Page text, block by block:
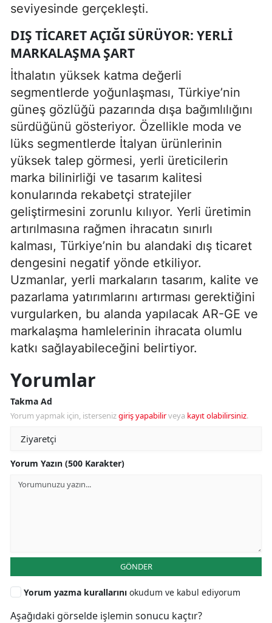
seviyesinde gerçekleşti.
DIŞ TICARET AÇIĞI SÜRÜYOR: YERLI
MARKALAŞMA ŞART
İthalatın yüksek katma değerli
segmentlerde yoğunlaşması, Türkiye’nin
güneş gözlüğü pazarında dışa bağımlılığını
sürdüğünü gösteriyor. Özellikle moda ve
lüks segmentlerde İtalyan ürünlerinin
yüksek talep görmesi, yerli üreticilerin
marka bilinirliği ve tasarım kalitesi
konularında rekabetçi stratejiler
geliştirmesini zorunlu kılıyor. Yerli üretimin
artırılmasına rağmen ihracatın sınırlı
kalması, Türkiye’nin bu alandaki dış ticaret
dengesini negatif yönde etkiliyor.
Uzmanlar, yerli markaların tasarım, kalite ve
pazarlama yatırımlarını artırması gerektiğini
vurgularken, bu alanda yapılacak AR-GE ve
markalaşma hamlelerinin ihracata olumlu
katkı sağlayabileceğini belirtiyor.
Yorumlar
Takma Ad
Yorum yapmak için, istersenizgiriş yapabilirveya kayıt olabilirsiniz.
Yorum Yazın (500 Karakter)
GÖNDER
Yorum yazma kurallarını okudum ve kabul ediyorum
Aşağıdaki görselde işlemin sonucu kaçtır?